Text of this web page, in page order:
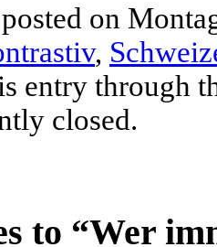
on
,
entry through
closed.
to “Wer